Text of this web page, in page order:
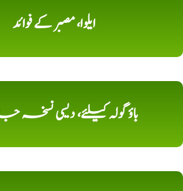
ایلوا، مصبر کے فوائد
باؤ گولہ کیلئے، دیسی